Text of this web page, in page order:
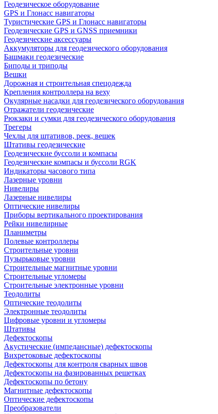
Геодезическое оборудование
GPS и Глонасс навигаторы
Туристические GPS и Глонасс навигаторы
Геодезические GPS и GNSS приемники
Геодезические аксессуары
Аккумуляторы для геодезического оборудования
Башмаки геодезические
Биподы и триподы
Вешки
Дорожная и строительная спецодежда
Крепления контроллера на веху
Окулярные насадки для геодезического оборудования
Отражатели геодезические
Рюкзаки и сумки для геодезического оборудования
Трегеры
Чехлы для штативов, реек, вешек
Штативы геодезические
Геодезические буссоли и компасы
Геодезические компасы и буссоли RGK
Индикаторы часового типа
Лазерные уровни
Нивелиры
Лазерные нивелиры
Оптические нивелиры
Приборы вертикального проектирования
Рейки нивелирные
Планиметры
Полевые контроллеры
Строительные уровни
Пузырьковые уровни
Строительные магнитные уровни
Строительные угломеры
Строительные электронные уровни
Теодолиты
Оптические теодолиты
Электронные теодолиты
Цифровые уровни и угломеры
Штативы
Дефектоскопы
Акустические (импедансные) дефектоскопы
Вихретоковые дефектоскопы
Дефектоскопы для контроля сварных швов
Дефектоскопы на фазированных решетках
Дефектоскопы по бетону
Магнитные дефектоскопы
Оптические дефектоскопы
Преобразователи